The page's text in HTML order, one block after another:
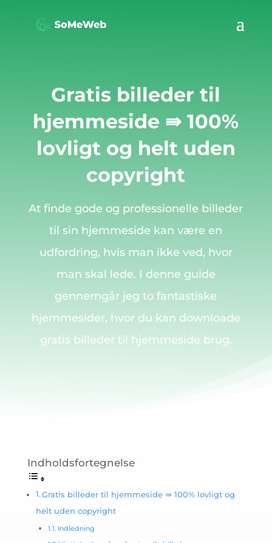
Gratis billeder til
hjemmeside ⇛ 100%
lovligt og helt uden
copyright
At finde gode og professionelle billeder
til sin hjemmeside kan være en
udfordring, hvis man ikke ved, hvor
man skal lede. I denne guide
gennemgår jeg to fantastiske
hjemmesider, hvor du kan downloade
gratis billeder til hjemmeside brug.
Indholdsfortegnelse
Gratis billeder til hjemmeside ⇛ 100% lovligt og
helt uden copyright
Indledning